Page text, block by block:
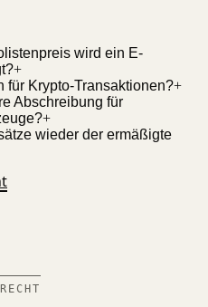
wird ein E-
+
für Krypto-Transaktionen?+
Abschreibung für
+
wieder der ermäßigte